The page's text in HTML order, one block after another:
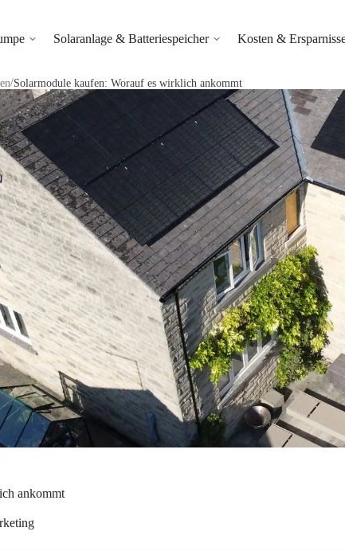
Solaranlage & Batteriespeicher Kosten &
/Solarmodule kaufen: Worauf es wirklich ankommt
ankommt